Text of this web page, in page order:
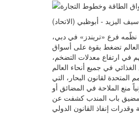
اليزيد - أبوظبي (الاتحاد)
نظّمه فرع «تريندز» في دبي،
العالم تضغط بقوة على أسواق
في ارتفاع معدلات التضخم،
لقانون البحار، التي
منع الملاحة في المضائق أو
باب المندب كشفت عن